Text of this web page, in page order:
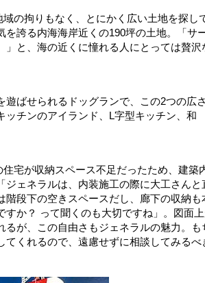
の拘りもなく、とにかく広い土地を探し
誇る内海海岸近くの190坪の土地。「サ
と、海の近くに憧れる人にとっては贅沢
ばせられるドッグランで、この2つの広
チンのアイランド、L字型キッチン、和
宅が収納スペース不足だったため、建築
ェネラルは、内装施工の際に大工さんと
段下の空きスペースだし、廊下の収納も
か？ って聞くのも大切ですね」。図面
が、この自由さもジェネラルの魅力。も
くれるので、遠慮せずに相談してみるべ